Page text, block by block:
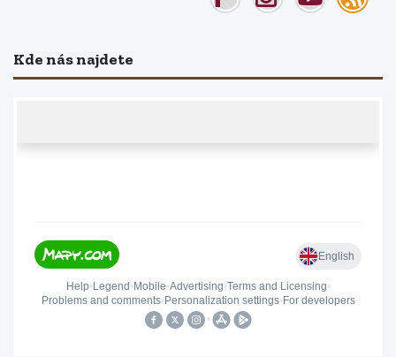
Kde nás najdete